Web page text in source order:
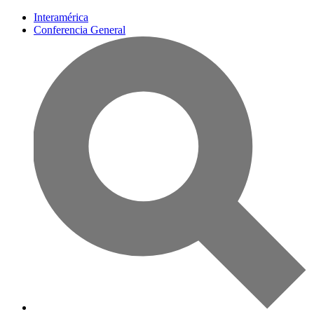
Interamérica
Conferencia General